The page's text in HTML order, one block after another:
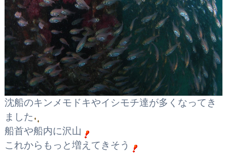
沈船のキンメモドキやイシモチ達が多くなってき
ました
船首や船内に沢山
これからもっと増えてきそう